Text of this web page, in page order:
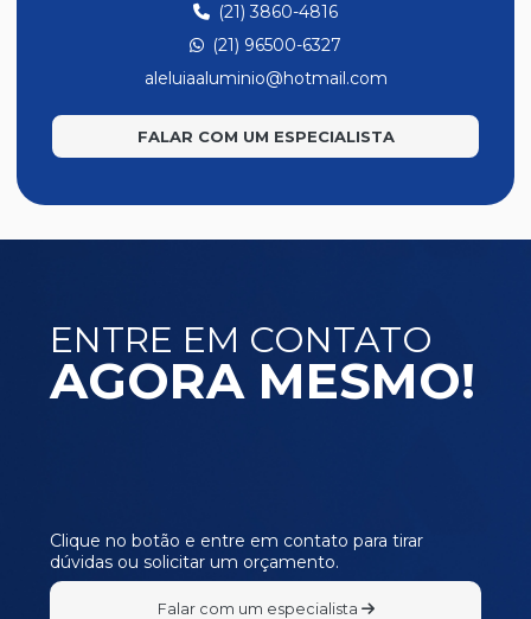
(21) 3860-4816
(21) 96500-6327
aleluiaaluminio@hotmail.com
FALAR COM UM ESPECIALISTA
ENTRE EM CONTATO
AGORA MESMO!
Clique no botão e entre em contato para tirar
dúvidas ou solicitar um orçamento.
Falar com um especialista